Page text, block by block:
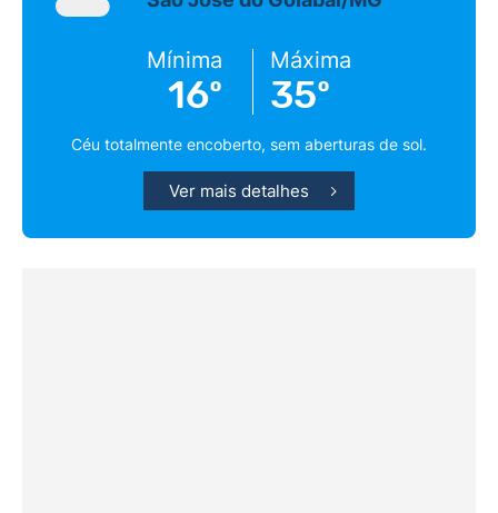
Mínima
16º
Máxima
35º
Céu totalmente encoberto, sem aberturas de sol.
Ver mais detalhes